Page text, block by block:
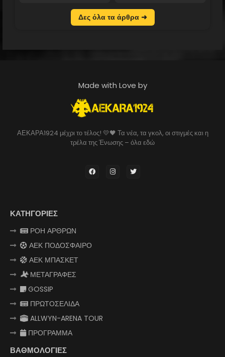
Δες όλα τα άρθρα ➜
Made with Love by
ΑΕΚΑΡΑ1924 μέχρι το τέλος! 💛🖤 Τα νέα, τα γκολ, οι στιγμές και η
τρέλα της Ένωσης – όλα εδώ
ΚΑΤΗΓΟΡΙΕΣ
ΡΟΗ ΑΡΘΡΩΝ
ΑΕΚ ΠΟΔΟΣΦΑΙΡΟ
ΑΕΚ ΜΠΑΣΚΕΤ
ΜΕΤΑΓΡΑΦΕΣ
GOSSIP
ΠΡΩΤΟΣΕΛΙΔΑ
ALLWYN-ARENA TOUR
ΠΡΟΓΡΑΜΜΑ
ΒΑΘΜΟΛΟΓΙΕΣ